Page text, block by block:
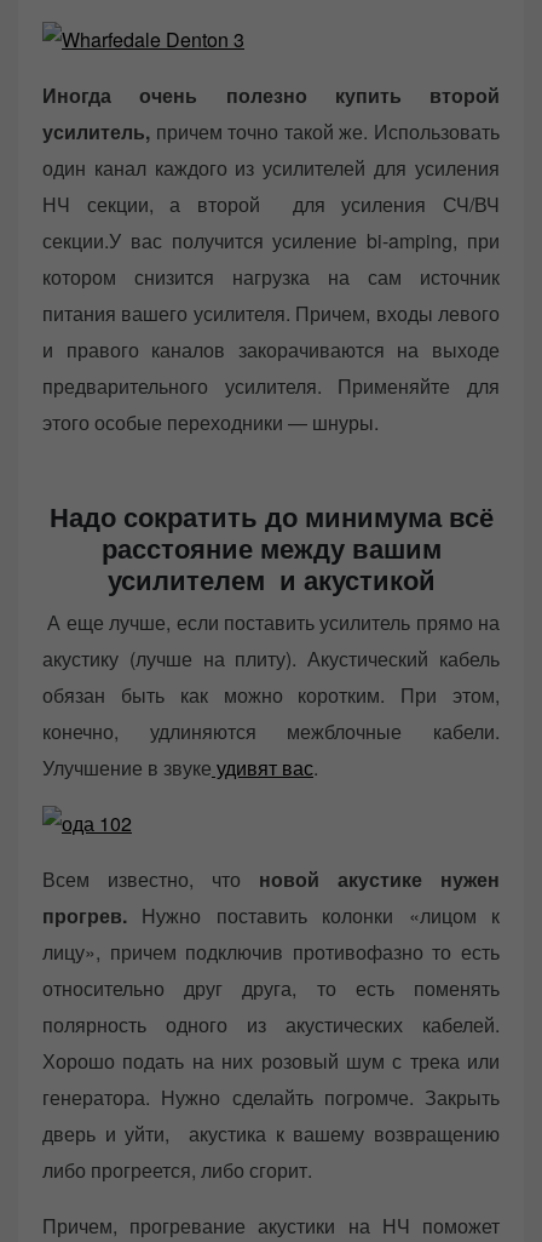
Иногда очень полезно купить второй
усилитель, причем точно такой же. Использовать
один канал каждого из усилителей для усиления
НЧ секции, а второй для усиления СЧ/ВЧ
секции.У вас получится усиление bi-amping, при
котором снизится нагрузка на сам источник
питания вашего усилителя. Причем, входы левого
и правого каналов закорачиваются на выходе
предварительного усилителя. Применяйте для
этого особые переходники — шнуры.
Надо сократить до минимума всё
расстояние между вашим
усилителем и акустикой
А еще лучше, если поставить усилитель прямо на
акустику (лучше на плиту). Акустический кабель
обязан быть как можно коротким. При этом,
конечно, удлиняются межблочные кабели.
Улучшение в звуке удивят вас.
Всем известно, что новой акустике нужен
прогрев. Нужно поставить колонки «лицом к
лицу», причем подключив противофазно то есть
относительно друг друга, то есть поменять
полярность одного из акустических кабелей.
Хорошо подать на них розовый шум с трека или
генератора. Нужно сделайть погромче. Закрыть
дверь и уйти, акустика к вашему возвращению
либо прогреется, либо сгорит.
Причем, прогревание акустики на НЧ поможет